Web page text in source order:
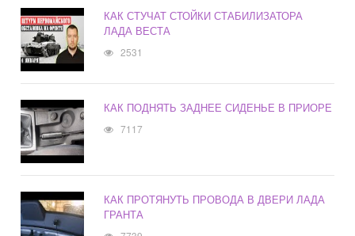
КАК СТУЧАТ СТОЙКИ СТАБИЛИЗАТОРА
ЛАДА ВЕСТА
2531
КАК ПОДНЯТЬ ЗАДНЕЕ СИДЕНЬЕ В ПРИОРЕ
7117
КАК ПРОТЯНУТЬ ПРОВОДА В ДВЕРИ ЛАДА
ГРАНТА